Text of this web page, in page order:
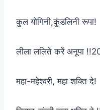
कुल योगिनी,कुंडलिनी रूपा!
लीला ललिते करें अनूपा
महा-महेश्वरी, महा शक्ति दे!